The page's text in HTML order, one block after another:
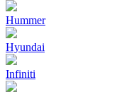
Hummer
Hyundai
Infiniti